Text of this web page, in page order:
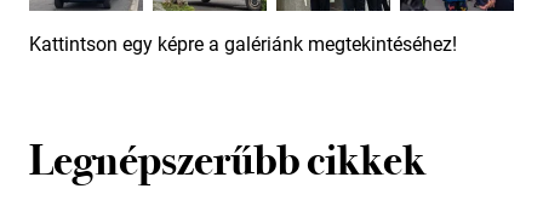
Kattintson egy képre a galériánk megtekintéséhez!
Legnépszerűbb cikkek